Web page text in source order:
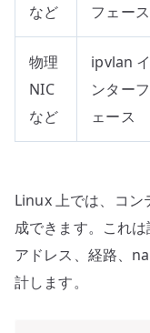
など
フェース
物理
NIC
など
ipvlan イ
ンターフ
ェース
Linux 上では、コン
成できます。これ
アドレス、経路、
計します。